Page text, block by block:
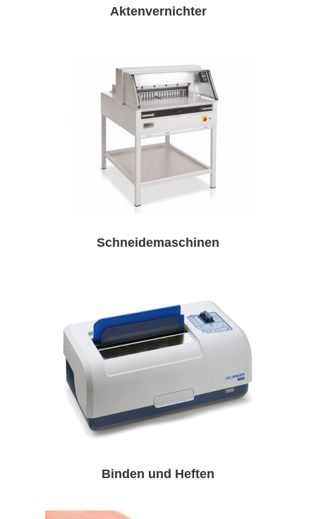
Aktenvernichter
Schneidemaschinen
Binden und Heften